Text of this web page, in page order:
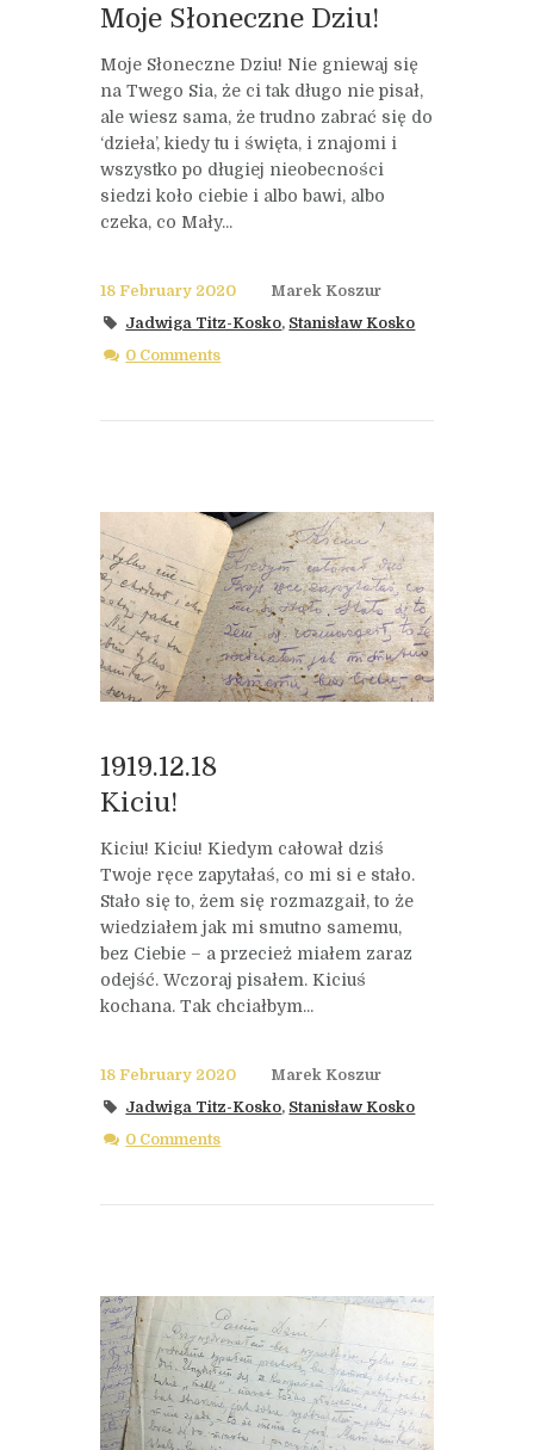
Moje Słoneczne Dziu!
Moje Słoneczne Dziu! Nie gniewaj się
na Twego Sia, że ci tak długo nie pisał,
ale wiesz sama, że trudno zabrać się do
‘dzieła’, kiedy tu i święta, i znajomi i
wszystko po długiej nieobecności
siedzi koło ciebie i albo bawi, albo
czeka, co Mały...
18 February 2020
Marek Koszur
Jadwiga Titz-Kosko, Stanisław Kosko
0 Comments
1919.12.18
Kiciu!
Kiciu! Kiciu! Kiedym całował dziś
Twoje ręce zapytałaś, co mi si e stało.
Stało się to, żem się rozmazgaił, to że
wiedziałem jak mi smutno samemu,
bez Ciebie – a przecież miałem zaraz
odejść. Wczoraj pisałem. Kiciuś
kochana. Tak chciałbym...
18 February 2020
Marek Koszur
Jadwiga Titz-Kosko, Stanisław Kosko
0 Comments